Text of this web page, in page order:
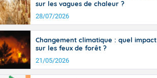
sur les vagues de chaleur ?
28/07/2026
Changement climatique : quel impact
sur les feux de forêt ?
21/05/2026